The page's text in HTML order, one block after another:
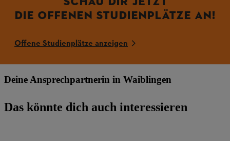
DIE OFFENEN STUDIENPLÄTZE AN!
Offene Studienplätze anzeigen
Deine Ansprechpartnerin in Waiblingen
Das könnte dich auch interessieren